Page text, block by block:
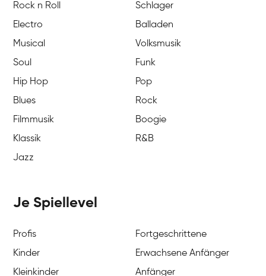
Rock n Roll
Schlager
Electro
Balladen
Musical
Volksmusik
Soul
Funk
Hip Hop
Pop
Blues
Rock
Filmmusik
Boogie
Klassik
R&B
Jazz
Je Spiellevel
Profis
Fortgeschrittene
Kinder
Erwachsene Anfänger
Kleinkinder
Anfänger